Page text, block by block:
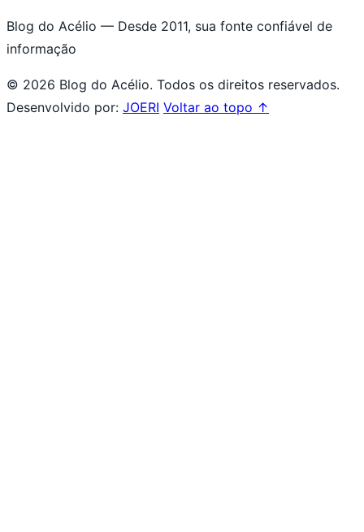
Blog do Acélio — Desde 2011, sua fonte confiável de
informação
© 2026 Blog do Acélio. Todos os direitos reservados.
Desenvolvido por: JOERI Voltar ao topo ↑